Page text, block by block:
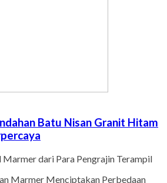
Batu Nisan Granit Hitam
Marmer dari Para Pengrajin Terampil
Marmer Menciptakan Perbedaan